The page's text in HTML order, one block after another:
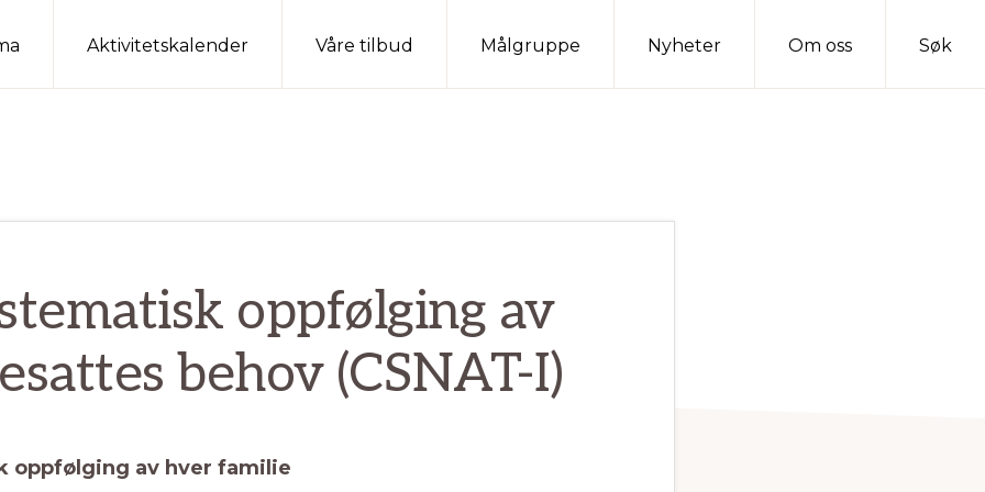
Aktivitetskalender Våre tilbud Målgruppe Nyheter Om oss Søk
oppfølging av
behov (CSNAT-I)
oppfølging av hver familie